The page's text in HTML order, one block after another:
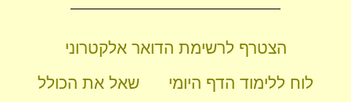
הצטרף לרשימת הדואר אלקטרוני
שאל את הכולל
לוח ללימוד הדף היומי